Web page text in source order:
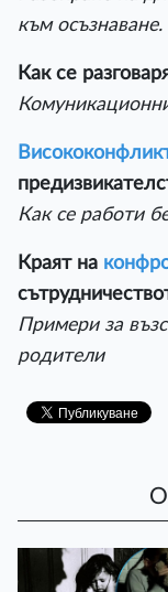
към осъзнаване.
Как се
Как се работи
Краят на
Примери за
родители